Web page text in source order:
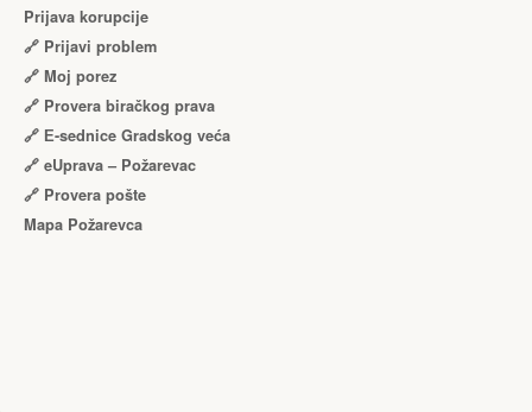
Prijava korupcije
🔗 Prijavi problem
🔗 Moj porez
🔗 Provera biračkog prava
🔗 Е-sednice Gradskog veća
🔗 eUprava – Požarevac
🔗 Provera pošte
Mapa Požarevca